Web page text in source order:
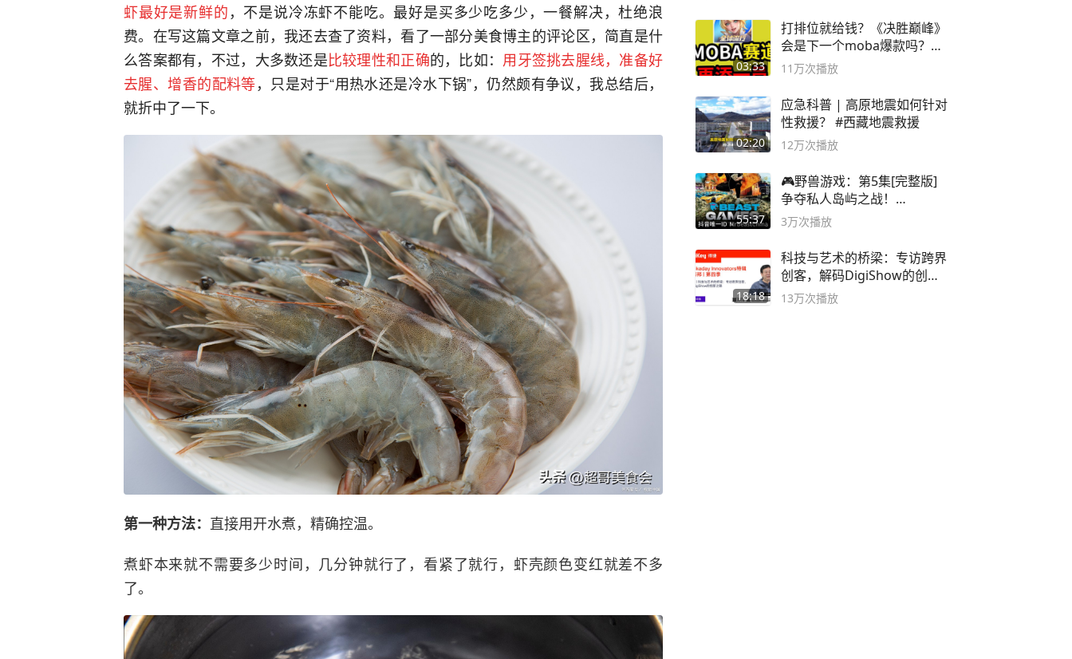
虾最好是新鲜的，不是说冷冻虾不能吃。最好是买多少吃多少，一餐解决，杜绝浪
费。在写这篇文章之前，我还去查了资料，看了一部分美食博主的评论区，简直是什
么答案都有，不过，大多数还是比较理性和正确的，比如： 用牙签挑去腥线，准备好
去腥、增香的配料等，只是对于“用热水还是冷水下锅”，仍然颇有争议，我总结后，
就折中了一下。
第一种方法： 直接用开水煮，精确控温。
煮虾本来就不需要多少时间，几分钟就行了，看紧了就行，虾壳颜色变红就差不多
了。
03:33
打排位就给钱？《决胜巅峰》
会是下一个moba爆款吗？#
决胜巅峰
11万次播放
02:20
应急科普 | 高原地震如何针对
性救援？ #西藏地震救援
12万次播放
55:37
🎮野兽游戏：第5集[完整版]
争夺私人岛屿之战！
#MrBeastChina
3万次播放
18:18
科技与艺术的桥梁：专访跨界
创客，解码DigiShow的创新
之路
13万次播放